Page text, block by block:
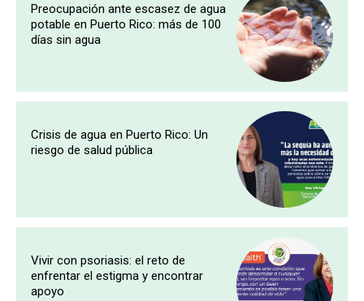
Preocupación ante escasez de agua
potable en Puerto Rico: más de 100
días sin agua
Crisis de agua en Puerto Rico: Un
riesgo de salud pública
Vivir con psoriasis: el reto de
enfrentar el estigma y encontrar
apoyo